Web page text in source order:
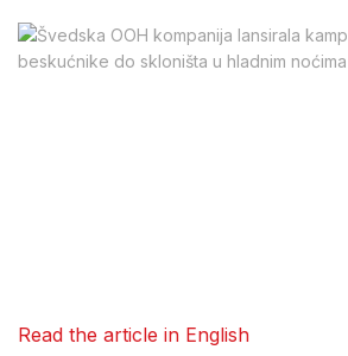
Read the article in English